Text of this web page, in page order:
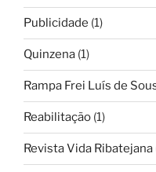
Publicidade (1)
Quinzena (1)
Rampa Frei Luís de
Reabilitação (1)
Revista Vida Ribatejana